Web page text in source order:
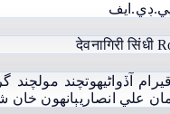
देवनागिरी सिंधी
آڏواڻيھوتچند مولچند
علي انصاريٻانهون خان